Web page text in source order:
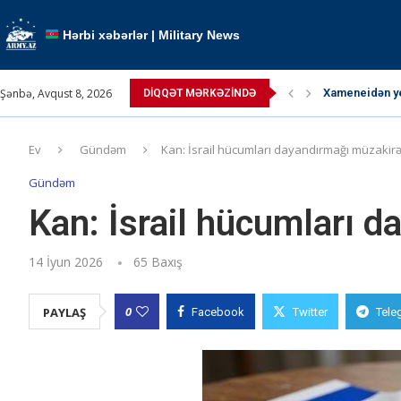
Hərbi xəbərlər | Military News
Şənbə, Avqust 8, 2026 DIQQƏT MƏRKƏZINDƏ Xameneidən
TRIPP
Paşinyan
Paşinyan:
Pəhləvi
Ərdoğan
Kallas:
Kremldə
Müctəba
Ev Gündəm Kan: İsrail hücumları dayandırmağı
Gündəm
Kan: İsrail hücumları
14 İyun 2026 65 Baxış
PAYLAŞ 0 Facebook Twitter